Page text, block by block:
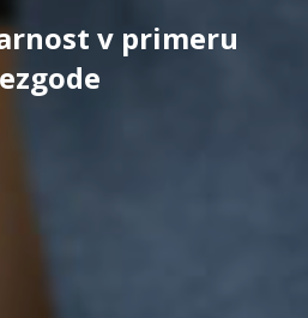
v primeru